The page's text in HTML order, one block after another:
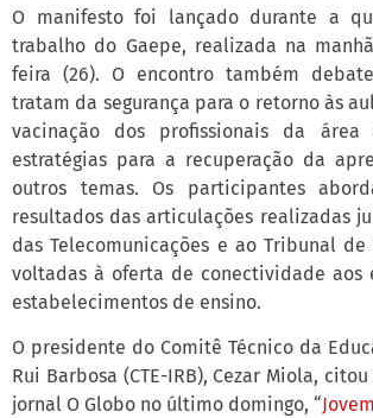
O manifesto foi lançado durante a
trabalho do Gaepe, realizada na
feira (26). O encontro também
tratam da segurança para o retorno às
vacinação dos profissionais da
estratégias para a recuperação da
outros temas. Os participantes
resultados das articulações realizadas
das Telecomunicações e ao Tribunal
voltadas à oferta de conectividade aos
estabelecimentos de ensino.
O presidente do Comitê Técnico da
Rui Barbosa (CTE-IRB), Cezar Miola,
jornal O Globo no último domingo, “